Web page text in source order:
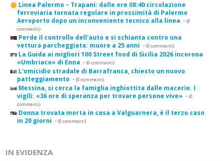
Linea Palermo – Trapani: dalle ore 08:40 circolazione
ferroviaria tornata regolare in prossimità di Palermo
Aeroporto dopo un inconveniente tecnico alla linea - (0
commenti)
Perde il controllo dell'auto e si schianta contro una
vettura parcheggiata: muore a 25 anni - (0 commenti)
La Guida ai migliori 100 Street food di Sicilia 2026 incorona
«Umbriaco» di Enna - (0 commenti)
L'omicidio stradale di Barrafranca, chiesto un nuovo
patteggiamento - (0 commenti)
Messina, si cerca la famiglia inghiottita dalle macerie. I
vigili: «36 ore di speranza per trovare persone vive» - (0
commenti)
Donna trovata morta in casa a Valguarnera, è il terzo caso
in 20 giorni - (0 commenti)
IN EVIDENZA